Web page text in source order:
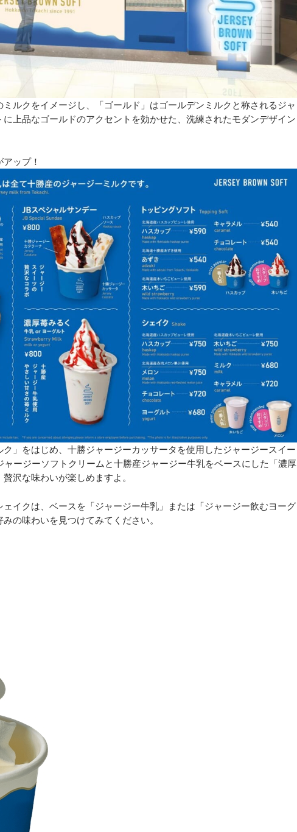
ミルクをイメージし、「ゴールド」はゴールデンミルクと称されるジャ
上品なゴールドのアクセントを効かせた、洗練されたモダンデザイン
ップ！
」をはじめ、十勝ジャージーカッサータを使用したジャージースイー
ージーソフトクリームと十勝産ジャージー牛乳をベースにした「濃厚
沢な味わいが楽しめますよ。
イクは、ベースを「ジャージー牛乳」または「ジャージー飲むヨーグ
の味わいを見つけてみてください。